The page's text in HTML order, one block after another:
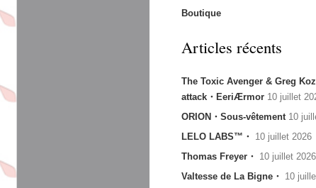
Boutique
Articles récents
The Toxic Avenger & Greg
attack・EeriÆrmor 10 juillet
ORION・Sous-vêtement 10
LELO LABS™・ 10 juillet 2026
Thomas Freyer・ 10 juillet 2026
Valtesse de La Bigne・ 10